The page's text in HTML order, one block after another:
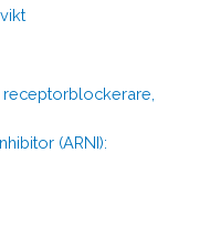
receptorblockerare,
(ARNI):